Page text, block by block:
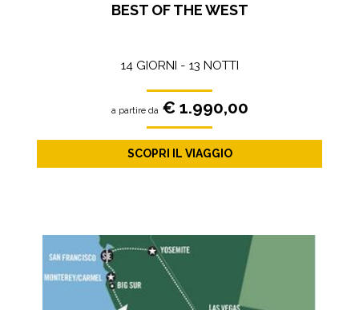
BEST OF THE WEST
14 GIORNI - 13 NOTTI
a partire da € 1.990,00
SCOPRI IL VIAGGIO